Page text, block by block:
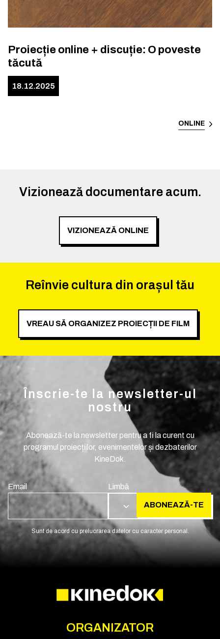
Proiecție online + discuție: O poveste
tăcută
18.12.2025
ONLINE
Vizionează documentare acum.
VIZIONEAZĂ ONLINE
Reînvie cultura din orașul tău
VREAU SĂ ORGANIZEZ PROIECȚII DE FILM
Înscrie-te la newsletter-ul
nostru
Abonează-te la newsletter pentru a fi la curent cu
programul proiecțiilor, evenimentelor și dezbaterilor
KineDok.
Email Limbă
RO ABONEAZĂ-TE
Sunt de acord cu prelucrarea datelor cu caracter personal.
ORGANIZATOR